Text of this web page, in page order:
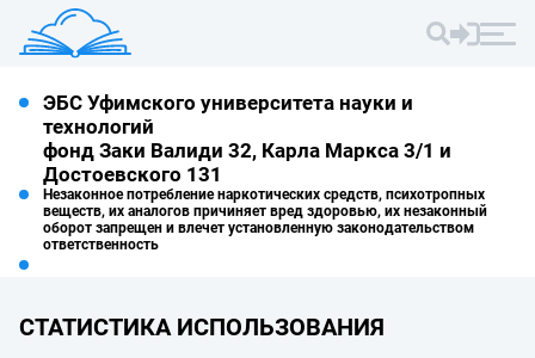
ЭБС Уфимского университета науки и
технологий
фонд Заки Валиди 32, Карла Маркса 3/1 и
Достоевского 131
Незаконное потребление наркотических средств, психотропных
веществ, их аналогов причиняет вред здоровью, их незаконный
оборот запрещен и влечет установленную законодательством
ответственность
СТАТИСТИКА ИСПОЛЬЗОВАНИЯ